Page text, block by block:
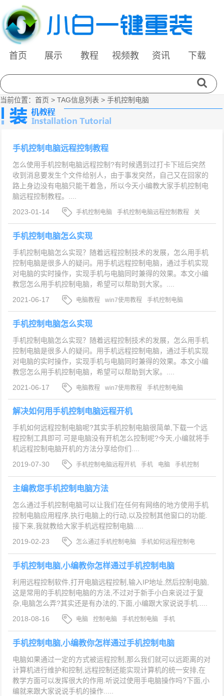
首页 展示 教程
视频教
资讯 下载
当前位置： 首页 > TAG信息列表 > 手机控制电脑
手机控制电脑远程控制教程
怎么使用手机控制电脑远程控制?有时候遇到过打卡下班后突然
收到消息要发生个文件给别人，由于事发突然，自己又在回家的
路上身边没有电脑只能干着急，所以今天小编教大家手机控制电
脑远程控制教程。....
2023-01-14
手机控制电脑 手机控制电脑远程控制教程
关
于手机控制电脑
手机控制电脑怎么实现
手机控制电脑怎么实现？随着远程控制技术的发展，怎么用手机
控制电脑是很多人的疑问。用手机远程控制电脑，通过手机实现
对电脑的实时操作，实现手机与电脑同时兼得的效果。本文小编
教您怎么用手机控制电脑，希望可以帮助到大家。....
2021-06-17
电脑教程 win7使用教程 手机控制电脑
手机控制电脑怎么实现
手机控制电脑怎么实现？随着远程控制技术的发展，怎么用手机
控制电脑是很多人的疑问。用手机远程控制电脑，通过手机实现
对电脑的实时操作，实现手机与电脑同时兼得的效果。本文小编
教您怎么用手机控制电脑，希望可以帮助到大家。....
2021-06-17
电脑教程 win7使用教程 手机控制电脑
解决如何用手机控制电脑远程开机
手机如何远程控制电脑呢?其实手机控制电脑很简单,下载一个远
程控制工具即可.可是电脑没有开机怎么控制呢?今天,小编就将手
机远程控制电脑开机的方法分享给你们....
2019-07-30
手机控制电脑远程开机 手机 电脑
手机控制
电脑
主编教您手机控制电脑方法
怎么通过手机控制电脑可以让我们在任何有网络的地方使用手机
控制电脑应用程序,执行电脑上的行动,以及控制其他窗口的功能.
接下来,我就教给大家手机远程控制电脑.....
2019-02-23
怎么通过手机控制电脑
手机如何远程控制电
脑
手机控制电脑 手机远程控制电脑
手机控制电脑,小编教你怎样通过手机控制电脑
利用远程控制软件,打开电脑远程控制,输入IP地址,然后控制电脑,
这是常用的手机控制电脑的方法,不过对于新手小白来说过于复
杂,电脑怎么弄?其实还是有办法的,下面,小编跟大家说说手机.....
2018-08-16
电脑 控制电脑 手机控制电脑 手机
手机控制电脑,小编教你怎样通过手机控制电脑
电脑如果通过一定的方式被运程控制,那么我们就可以远距离的对
计算机进行维护和控制,远程控制还能实现计算机的统一安排,在
教学方面可以发挥很大的作用.听说过使用手电脑操作吗?下面,小
编就来跟大家说说手机的操作.....